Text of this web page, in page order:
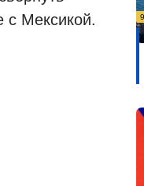
с Мексикой.